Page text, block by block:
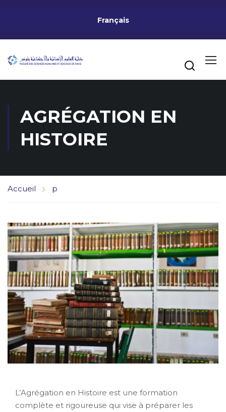
Français
AGRÉGATION EN
HISTOIRE
Accueil p
L’Agrégation en Histoire est une formation
complète et rigoureuse qui vise à préparer les